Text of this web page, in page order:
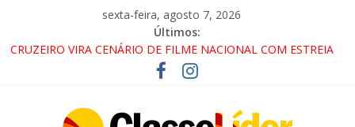
sexta-feira, agosto 7, 2026
Últimos:
CRUZEIRO VIRA CENÁRIO DE FILME NACIONAL COM ESTREIA
PROMOTOR DO GAECO